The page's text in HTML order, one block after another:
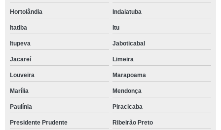
Hortolândia Indaiatuba
Itatiba Itu
Itupeva Jaboticabal
Jacareí Limeira
Louveira Marapoama
Marília Mendonça
Paulínia Piracicaba
Presidente Prudente Ribeirão Preto